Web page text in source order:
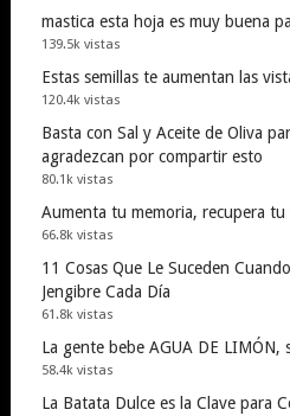
mastica esta hoja es muy buena
139.5k vistas
Estas semillas te aumentan las
120.4k vistas
Basta con Sal y Aceite de Oliva
agradezcan por compartir esto
80.1k vistas
Aumenta tu memoria, recupera
66.8k vistas
11 Cosas Que Le Suceden
Jengibre Cada Día
61.8k vistas
La gente bebe AGUA DE LIMÓN,
58.4k vistas
La Batata Dulce es la Clave para